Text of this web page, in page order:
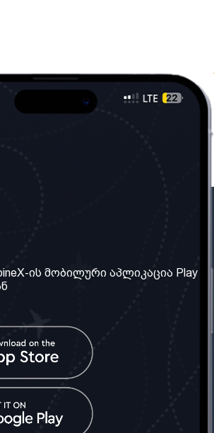
წესები და პირობები
კითხვები
50
სოციალური ქსელი
ის მობილური აპლიკაცია Play